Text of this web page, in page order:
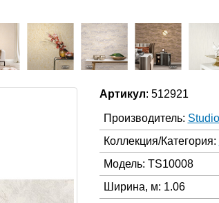
Артикул: 512921
Производитель:
Коллекция/Категория:
Модель: TS10008
Ширина, м: 1.06